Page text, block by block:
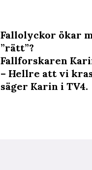
Fallolyckor ökar
”rätt”?
Fallforskaren
– Hellre att vi
säger Karin i TV4.